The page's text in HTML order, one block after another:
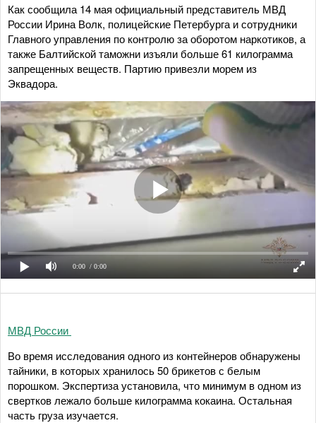
Как сообщила 14 мая официальный представитель МВД
России Ирина Волк, полицейские Петербурга и сотрудники
Главного управления по контролю за оборотом наркотиков, а
также Балтийской таможни изъяли больше 61 килограмма
запрещенных веществ. Партию привезли морем из
Эквадора.
0:00 / 0:00
МВД России
Во время исследования одного из контейнеров обнаружены
тайники, в которых хранилось 50 брикетов с белым
порошком. Экспертиза установила, что минимум в одном из
свертков лежало больше килограмма кокаина. Остальная
часть груза изучается.